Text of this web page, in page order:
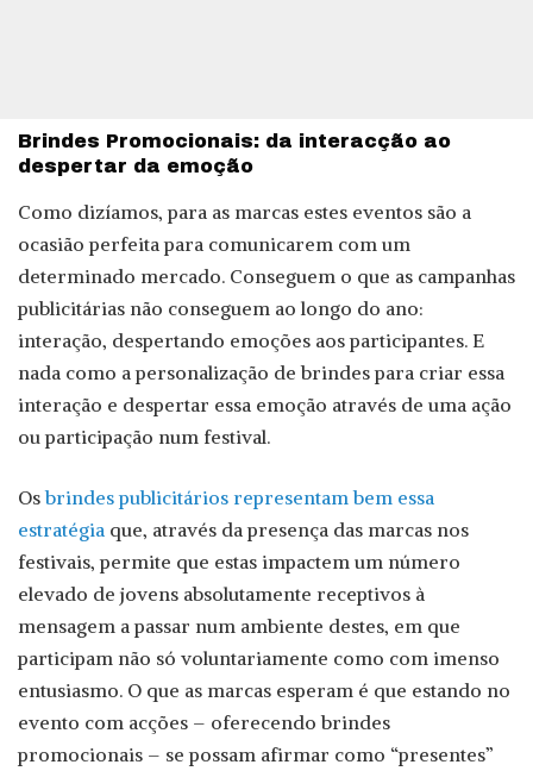
Brindes Promocionais: da interacção ao
despertar da emoção
Como dizíamos, para as marcas estes eventos são a
ocasião perfeita para comunicarem com um
determinado mercado. Conseguem o que as campanhas
publicitárias não conseguem ao longo do ano:
interação, despertando emoções aos participantes. E
nada como a personalização de brindes para criar essa
interação e despertar essa emoção através de uma ação
ou participação num festival.
Osbrindes publicitários representam bem essa
estratégia que, através da presença das marcas nos
festivais, permite que estas impactem um número
elevado de jovens absolutamente receptivos à
mensagem a passar num ambiente destes, em que
participam não só voluntariamente como com imenso
entusiasmo. O que as marcas esperam é que estando no
evento com acções – oferecendo brindes
promocionais – se possam afirmar como “presentes”